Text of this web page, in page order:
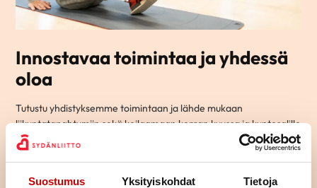
Suostumus Yksityiskohdat Tietoja
Innostavaa toimintaa ja yhdessä
oloa
Tutustu yhdistyksemme toimintaan ja lähde mukaan
liikuntatapahtumiin sekä keilaamaan kerran kuussa ja kuntosalille
kerran viikossa, Kerhomme kerran kuussa ovat sosiaalista
yhdessäoloa.
Tule myös yhdistyksemme kokouksiin päättämään toiminnasta ja